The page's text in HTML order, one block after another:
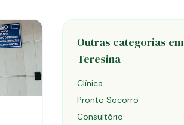
Outras categorias em
Teresina
Clínica
Pronto Socorro
Consultório